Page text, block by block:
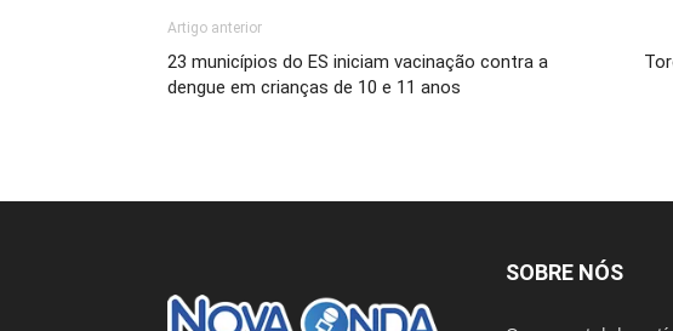
Artigo anterior
23 municípios do ES iniciam vacinação contra a
dengue em crianças de 10 e 11 anos
SOBRE NÓS